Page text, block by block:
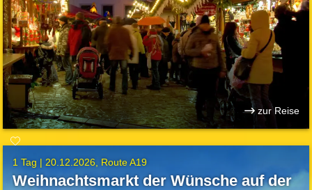
zur Reise
1 Tag | 20.12.2026 Route A19
Weihnachtsmarkt der Wünsche auf der